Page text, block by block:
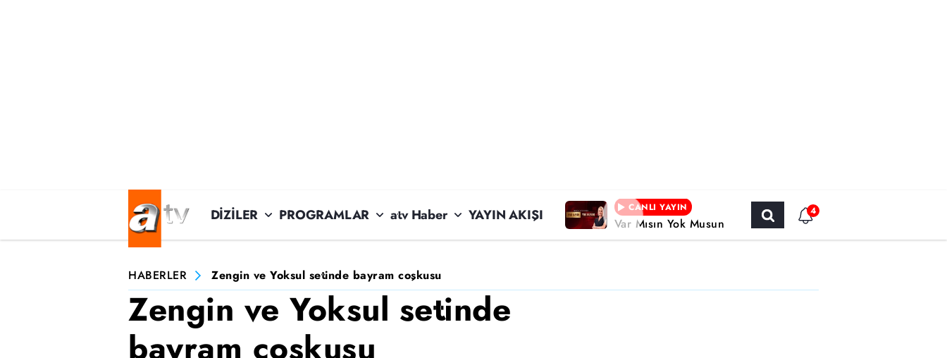
DİZİLER PROGRAMLAR atv Haber YAYIN AKIŞI CANLI YAYIN
Var Mısın Yok Musun
4
HABERLER Zengin ve Yoksul setinde bayram coşkusu
Zengin ve Yoksul setinde
bayram coşkusu